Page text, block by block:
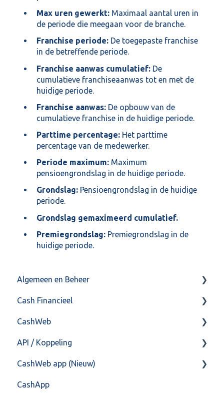
Max uren gewerkt: Maximaal aantal uren in
de periode die meegaan voor de branche.
Franchise periode: De toegepaste franchise
in de betreffende periode.
Franchise aanwas cumulatief: De
cumulatieve franchiseaanwas tot en met de
huidige periode.
Franchise aanwas: De opbouw van de
cumulatieve franchise in de huidige periode.
Parttime percentage: Het parttime
percentage van de medewerker.
Periode maximum: Maximum
pensioengrondslag in de huidige periode.
Grondslag: Pensioengrondslag in de huidige
periode.
Grondslag gemaximeerd cumulatief.
Premiegrondslag: Premiegrondslag in de
huidige periode.
Algemeen en Beheer
Bank(koppeling)
Import/Export
Postbus
Training & Consultancy
Overig
Cash Financieel
Boekhoud
Fiscaal
Overig
CashWeb
CashHero Layout
Mailen vanuit CASHWeb
Algemeen gebruik
API / Koppeling
Algemeen
Api 3.0 (SOAP API)
CashWeb app (Nieuw)
Veel gestelde vragen
CashApp